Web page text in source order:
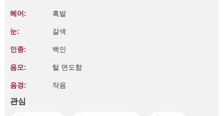
헤어: 흑발
눈: 갈색
인종: 백인
음모: 털 면도함
음경: 작음
관심